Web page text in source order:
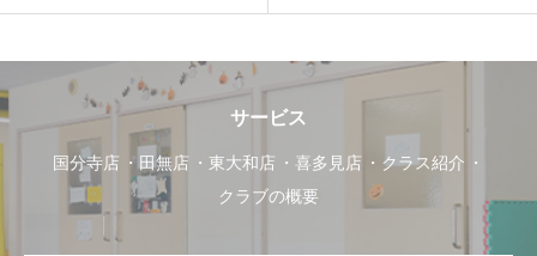
サービス
国分寺店 田無店 東大和店 喜多見店
クラス紹介
クラブの概要